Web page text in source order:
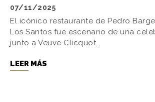
07/11/2025
El icónico restaurante de Pedro
Los Santos fue escenario de una
junto a Veuve Clicquot.
LEER MÁS